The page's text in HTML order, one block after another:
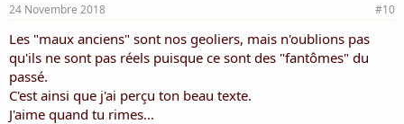
24 Novembre 2018 #10
Les "maux anciens" sont nos geoliers, mais n'oublions pas
qu'ils ne sont pas réels puisque ce sont des "fantômes" du
passé.
C'est ainsi que j'ai perçu ton beau texte.
J'aime quand tu rimes...